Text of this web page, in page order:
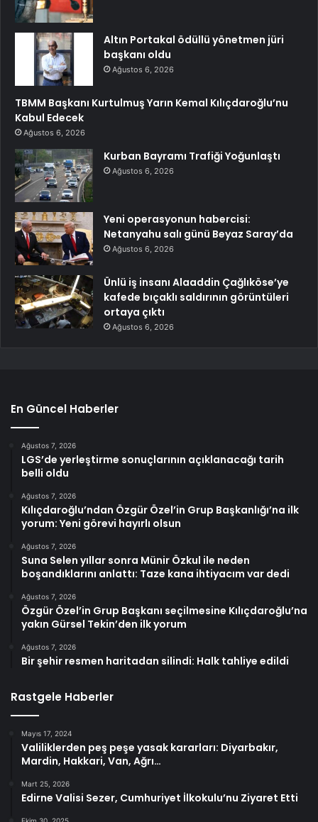
Altın Portakal ödüllü yönetmen jüri
başkanı oldu
Ağustos 6, 2026
TBMM Başkanı Kurtulmuş Yarın Kemal Kılıçdaroğlu’nu
Kabul Edecek
Ağustos 6, 2026
Kurban Bayramı Trafiği Yoğunlaştı
Ağustos 6, 2026
Yeni operasyonun habercisi:
Netanyahu salı günü Beyaz Saray’da
Ağustos 6, 2026
Ünlü iş insanı Alaaddin Çağlıköse’ye
kafede bıçaklı saldırının görüntüleri
ortaya çıktı
Ağustos 6, 2026
En Güncel Haberler
Ağustos 7, 2026
LGS’de yerleştirme sonuçlarının açıklanacağı tarih
belli oldu
Ağustos 7, 2026
Kılıçdaroğlu’ndan Özgür Özel’in Grup Başkanlığı’na ilk
yorum: Yeni görevi hayırlı olsun
Ağustos 7, 2026
Suna Selen yıllar sonra Münir Özkul ile neden
boşandıklarını anlattı: Taze kana ihtiyacım var dedi
Ağustos 7, 2026
Özgür Özel’in Grup Başkanı seçilmesine Kılıçdaroğlu’na
yakın Gürsel Tekin’den ilk yorum
Ağustos 7, 2026
Bir şehir resmen haritadan silindi: Halk tahliye edildi
Rastgele Haberler
Mayıs 17, 2024
Valiliklerden peş peşe yasak kararları: Diyarbakır,
Mardin, Hakkari, Van, Ağrı…
Mart 25, 2026
Edirne Valisi Sezer, Cumhuriyet İlkokulu’nu Ziyaret Etti